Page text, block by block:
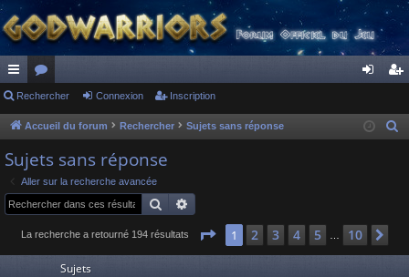
ac
co
ur
ci
s
or
u
s
ne cri
Rechercher Connexion Inscription
Accueil du forum Rechercher Sujets sans réponse
Sujets sans réponse
Aller sur la recherche avancée
Rechercher
La recherche a retourné 194 résultats Page 1sur 10
1 2 3 4 5 10
Sujets